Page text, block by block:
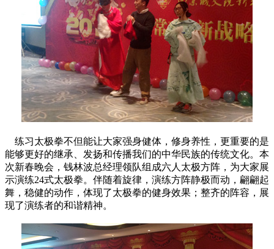
练习太极拳不但能让大家强身健体，修身养性，更重要的是
能够更好的继承、发扬和传播我们的中华民族的传统文化。本
次新春晚会，钱林波总经理领队组成六人太极方阵，为大家展
示演练24式太极拳。伴随着旋律，演练方阵静极而动，翩翩起
舞，稳健的动作，体现了太极拳的健身效果；整齐的阵容，展
现了演练者的和谐精神。